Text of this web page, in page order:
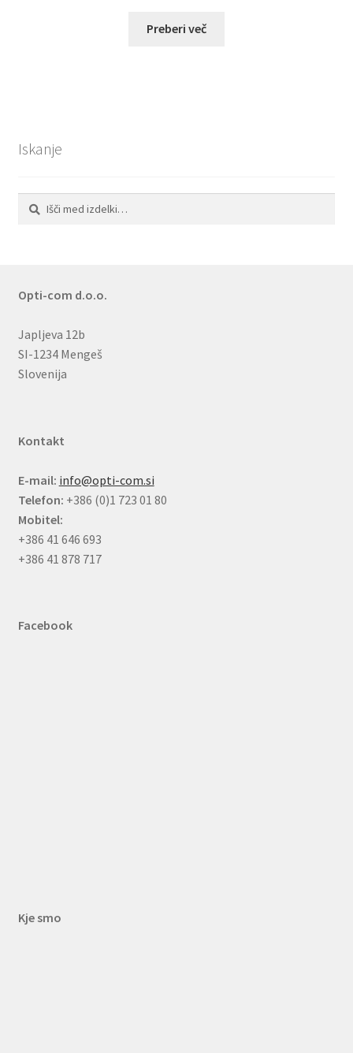
Preberi več
Iskanje
Išči:
Iskanje
Opti-com d.o.o.
Japljeva 12b
SI-1234 Mengeš
Slovenija
Kontakt
E-mail: info@opti-com.si
Telefon: +386 (0)1 723 01 80
Mobitel:
+386 41 646 693
+386 41 878 717
Facebook
Kje smo